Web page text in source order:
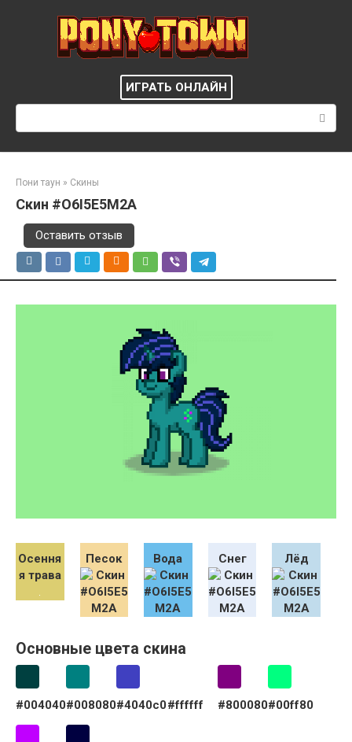
ИГРАТЬ ОНЛАЙН
Пони таун » Скины
Скин #O6I5E5M2A
Оставить отзыв
Осення
я трава
Песок Вода Снег Лёд
Основные цвета скина
#004040#008080#4040c0#ffffff #800080#00ff80